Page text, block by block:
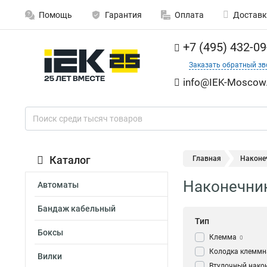
Помощь Гарантия Оплата
+7 (495) 432-
Заказать обратный
info@IEK-
Каталог
Автоматы
Бандаж кабельный
Боксы
Вилки
Главная
Тип
Клемма 0
Колодка